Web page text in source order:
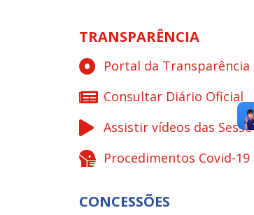
TRANSPARÊNCIA
Portal da Transparência
Consultar Diário Oficial
Assistir vídeos das
Procedimentos Covid-19
CONCESSÕES